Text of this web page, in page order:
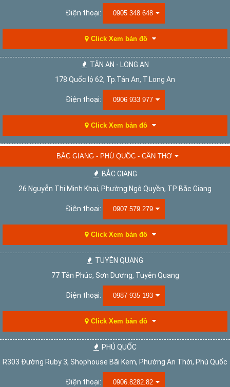
Điện thoại: 0905 348 648
Click Xem bản đồ
TÂN AN - LONG AN
178 Quốc lộ 62, Tp.Tân An, T.Long An
Điện thoại: 0906 933 977
Click Xem bản đồ
BẮC GIANG - PHÚ QUỐC - CẦN THƠ
BẮC GIANG
26 Nguyễn Thị Minh Khai, Phường Ngô Quyền, TP Bắc Giang
Điện thoại: 0907.579.279
Click Xem bản đồ
TUYÊN QUANG
77 Tân Phúc, Sơn Dương, Tuyên Quang
Điện thoại: 0987 935 193
Click Xem bản đồ
PHÚ QUỐC
R303 Đường Ruby 3, Shophouse Bãi Kem, Phường An Thới, Phú Quốc
Điện thoại: 0906.8282.82